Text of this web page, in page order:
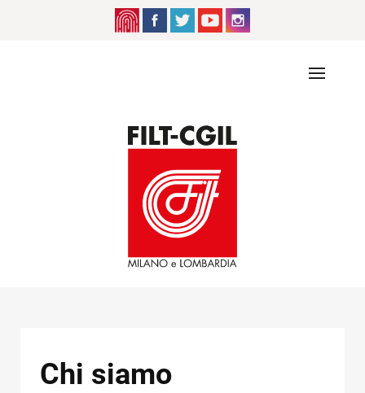
Chi siamo